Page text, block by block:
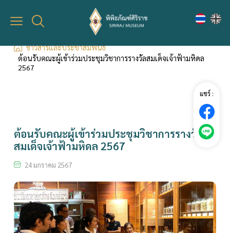
เชิญชม
การเข้าชมพิพิธภัณฑ์
มุมนิทรรศการ/ความรู้
ความรู้
กิจกรรม
ลงทะเบียนร่วมกิจกรรม
ข่าวสารและประชาสัมพันธ์
ต้อนรับคณะผู้เข้าร่วมประชุมวิชาการรางวัลสมเด็จเจ้าฟ้ามหิดล
2567
แชร์ :
ต้อนรับคณะผู้เข้าร่วมประชุมวิชาการรางวัล
สมเด็จเจ้าฟ้ามหิดล 2567
24 มกราคม 2567